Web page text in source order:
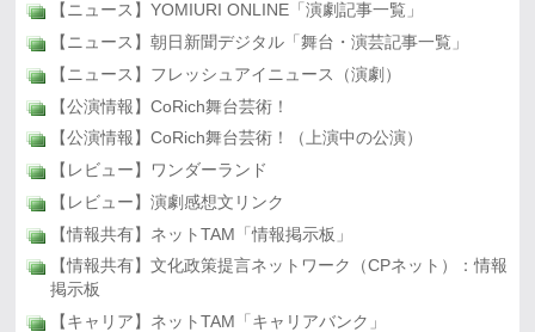
【ニュース】YOMIURI ONLINE「演劇記事一覧」
【ニュース】朝日新聞デジタル「舞台・演芸記事一覧」
【ニュース】フレッシュアイニュース（演劇）
【公演情報】CoRich舞台芸術！
【公演情報】CoRich舞台芸術！（上演中の公演）
【レビュー】ワンダーランド
【レビュー】演劇感想文リンク
【情報共有】ネットTAM「情報掲示板」
【情報共有】文化政策提言ネットワーク（CPネット）：情報
掲示板
【キャリア】ネットTAM「キャリアバンク」